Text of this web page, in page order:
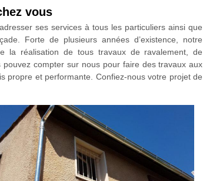
vous
ses services à tous les particuliers ainsi que
Forte de plusieurs années d’existence, notre
la réalisation de tous travaux de ravalement, de
compter sur nous pour faire des travaux aux
propre et performante. Confiez-nous votre projet de